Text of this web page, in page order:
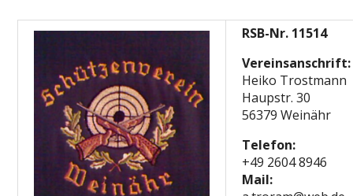
RSB-Nr. 11514
Vereinsanschrift:
Heiko Trostmann
Haupstr. 30
56379 Weinähr
Telefon:
+49 2604 8946
Mail: